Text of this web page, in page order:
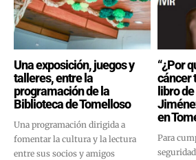
Una exposición, juegos y
talleres, entre la
programación de la
Biblioteca de Tomelloso
Una programación dirigida a
fomentar la cultura y la lectura
entre sus socios y amigos
“¿Por
cáncer
libro
en
Para